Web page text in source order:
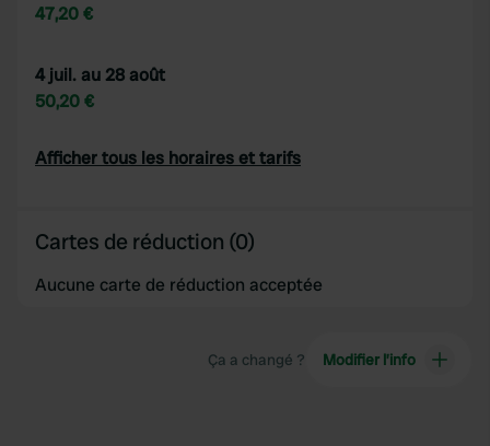
47,20 €
4 juil. au 28 août
50,20 €
Afficher tous les horaires et tarifs
Cartes de réduction (0)
Aucune carte de réduction acceptée
Ça a changé ? Modifier l’info